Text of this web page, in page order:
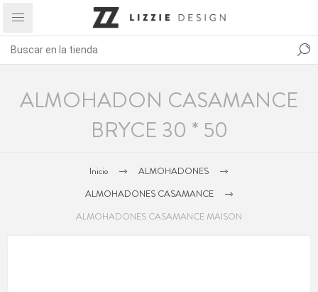
ALMOHADON CASAMANCE
BRYCE 30 * 50
Inicio
ALMOHADONES
ALMOHADONES CASAMANCE
ALMOHADONES CASAMANCE MAISON